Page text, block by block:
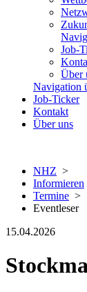
Job-
Über
Navigation
Job-Ticker
Kontakt
Über uns
NHZ >
Informieren
Termine >
Eventleser
15.04.2026